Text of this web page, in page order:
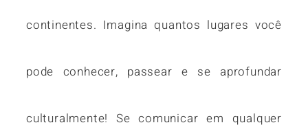
continentes. Imagina quantos lugares você
pode conhecer, passear e se aprofundar
culturalmente! Se comunicar em qualquer